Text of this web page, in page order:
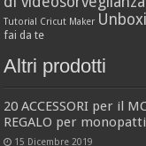
Tutorial Cricut Maker
fai da te
Altri prodotti
20 ACCESSORI per il
REGALO per
15 Dicembre 2019